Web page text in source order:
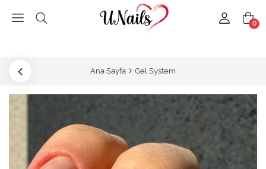
0
Ana Sayfa Gel System